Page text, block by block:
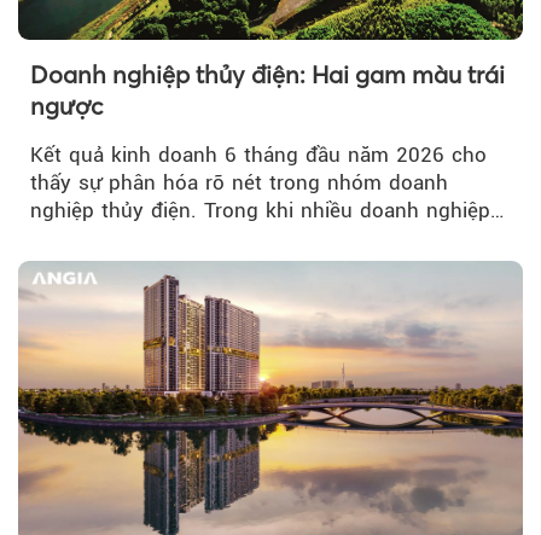
Doanh nghiệp thủy điện: Hai gam màu trái
ngược
Kết quả kinh doanh 6 tháng đầu năm 2026 cho
thấy sự phân hóa rõ nét trong nhóm doanh
nghiệp thủy điện. Trong khi nhiều doanh nghiệp